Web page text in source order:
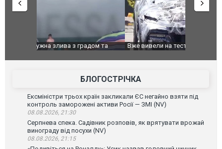
Вже вивели на тести: Ferrari готує оновлення
Вийшов
фільму
БЛОГОСТРІЧКА
Ексміністри трьох країн закликали ЄС негайно взяти під
контроль заморожені активи Росії — ЗМІ (NV)
08.08.2026, 21:30
Серпнева спека. Садівник розповів, як врятувати врожай
винограду від посухи (NV)
08.08.2026, 21:15